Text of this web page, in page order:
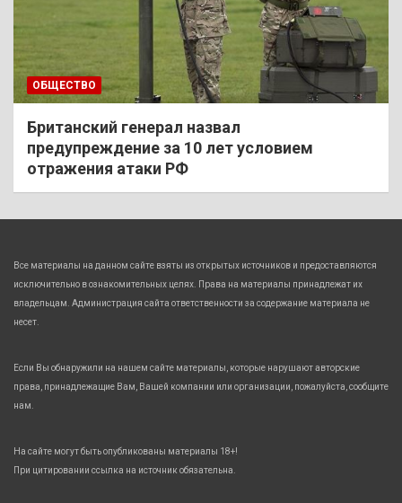
ОБЩЕСТВО
Британский генерал назвал
предупреждение за 10 лет условием
отражения атаки РФ
Все материалы на данном сайте взяты из открытых источников и предоставляются
исключительно в ознакомительных целях. Права на материалы принадлежат их
владельцам. Администрация сайта ответственности за содержание материала не
несет.
Если Вы обнаружили на нашем сайте материалы, которые нарушают авторские
права, принадлежащие Вам, Вашей компании или организации, пожалуйста, сообщите
нам.
На сайте могут быть опубликованы материалы 18+!
При цитировании ссылка на источник обязательна.